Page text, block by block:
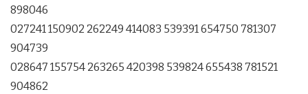
898046
027241 150902 262249 414083 539391 654750 781307
904739
028647 155754 263265 420398 539824 655438 781521
904862